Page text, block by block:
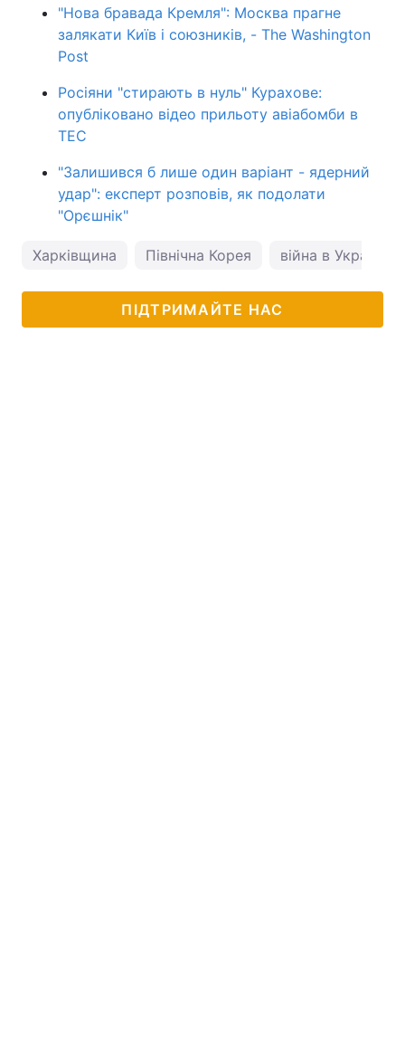
"Нова бравада Кремля": Москва прагне
залякати Київ і союзників, - The Washington
Post
Росіяни "стирають в нуль" Курахове:
опубліковано відео прильоту авіабомби в
ТЕС
"Залишився б лише один варіант - ядерний
удар": експерт розповів, як подолати
"Орєшнік"
Харківщина Північна Корея війна в Україні
ПІДТРИМАЙТЕ НАС